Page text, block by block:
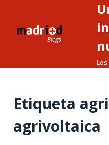
o
Los
Etiqueta
agrivoltaica